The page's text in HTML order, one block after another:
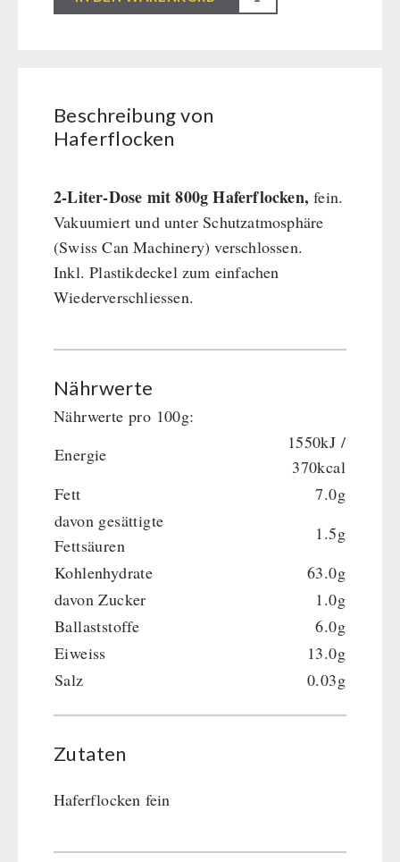
Kurbelgeräte / Radio / Funk
Bücher
kingnature-Vitalstoffe
BEHÖRDEN / GRUPPENVERSORGUNG
Suppen
Hauptmahlzeiten
Ergänzungs-Pakete
Schutzraum-Ausrüstung
Menge
Beschreibung von
Haferflocken
2-Liter-Dose mit 800g Haferflocken,fein.
Vakuumiert und unter Schutzatmosphäre
(Swiss Can Machinery) verschlossen.
Inkl. Plastikdeckel zum einfachen
Wiederverschliessen.
Nährwerte
Nährwerte pro 100g:
Energie
1550kJ /
370kcal
Fett
7.0g
davon gesättigte
Fettsäuren
1.5g
Kohlenhydrate
63.0g
davon Zucker
1.0g
Ballaststoffe
6.0g
Eiweiss
13.0g
Salz
0.03g
Zutaten
Haferflocken fein